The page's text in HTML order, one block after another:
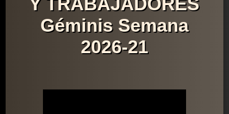
Géminis Semana
2026-21